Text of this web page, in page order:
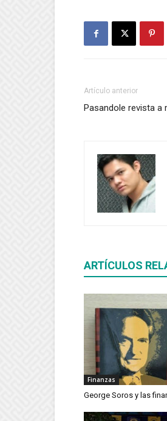
Artículo anterior
Pasandole revista a
ARTÍCULOS
Finanzas
George Soros y las